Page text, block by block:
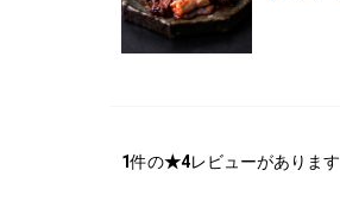
1件の★4レビューがあります